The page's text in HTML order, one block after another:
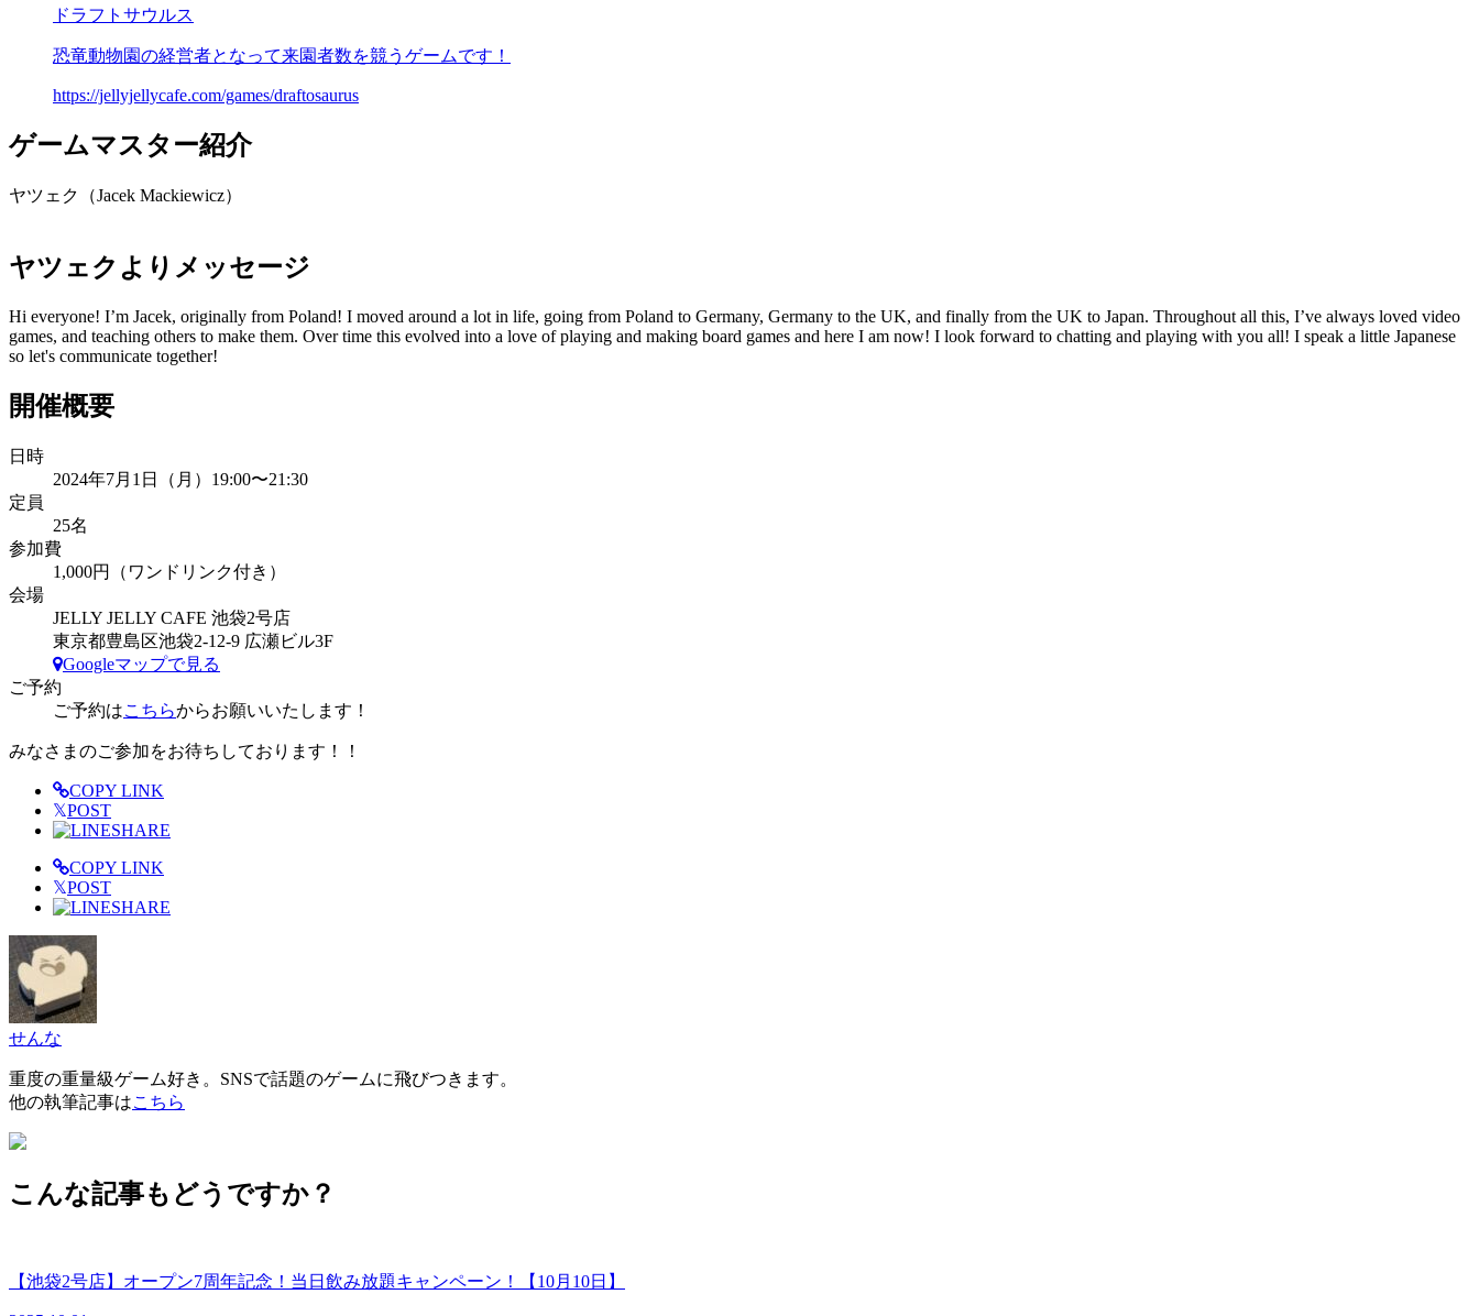
ドラフトサウルス
恐竜動物園の経営者となって来園者数を競うゲームです！
https://jellyjellycafe.com/games/draftosaurus
ゲームマスター紹介
ヤツェク（Jacek Mackiewicz）
ヤツェクよりメッセージ
Hi everyone! I’m Jacek, originally from Poland! I moved around a lot in life, going from Poland to Germany, Germany to the UK, and finally from the UK to Japan. Throughout all this, I’ve always loved video
games, and teaching others to make them. Over time this evolved into a love of playing and making board games and here I am now! I look forward to chatting and playing with you all! I speak a little Japanese
so let's communicate together!
開催概要
日時
2024年7月1日（月）19:00〜21:30
定員
25名
参加費
1,000円（ワンドリンク付き）
会場
JELLY JELLY CAFE 池袋2号店
東京都豊島区池袋2-12-9 広瀬ビル3F
Googleマップで見る
ご予約
ご予約はこちらからお願いいたします！
みなさまのご参加をお待ちしております！！
COPY LINK
𝕏POST
SHARE
COPY LINK
𝕏POST
SHARE
せんな
重度の重量級ゲーム好き。SNSで話題のゲームに飛びつきます。
他の執筆記事はこちら
こんな記事もどうですか？
【池袋2号店】オープン7周年記念！当日飲み放題キャンペーン！【10月10日】